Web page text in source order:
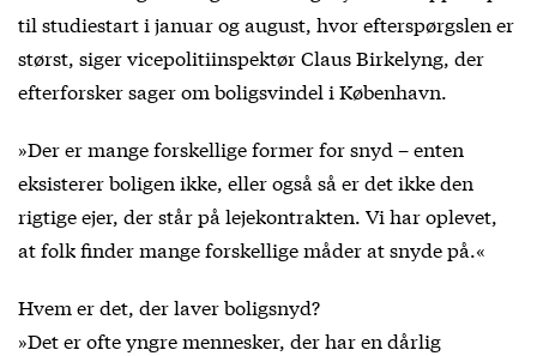
til studiestart i januar og august, hvor efterspørgslen er
størst, siger vicepolitiinspektør Claus Birkelyng, der
efterforsker sager om boligsvindel i København.
»Der er mange forskellige former for snyd – enten
eksisterer boligen ikke, eller også så er det ikke den
rigtige ejer, der står på lejekontrakten. Vi har oplevet,
at folk finder mange forskellige måder at snyde på.«
Hvem er det, der laver boligsnyd?
»Det er ofte yngre mennesker, der har en dårlig